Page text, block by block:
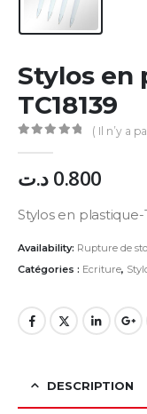
Stylos en
TC18139
( Il n’y a
0.800 د.ت
Stylos en plastique-
Availability: Rupture de
Catégories : Ecriture,
DESCRIPTION